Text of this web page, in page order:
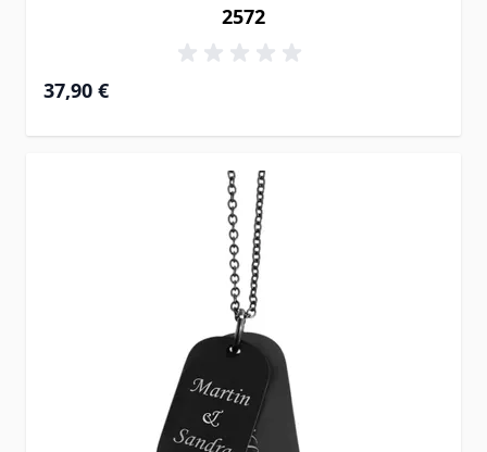
2572
37,90 €